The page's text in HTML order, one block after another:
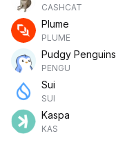
CASHCAT
Plume
PLUME
Pudgy Penguins
PENGU
Sui
SUI
Kaspa
KAS